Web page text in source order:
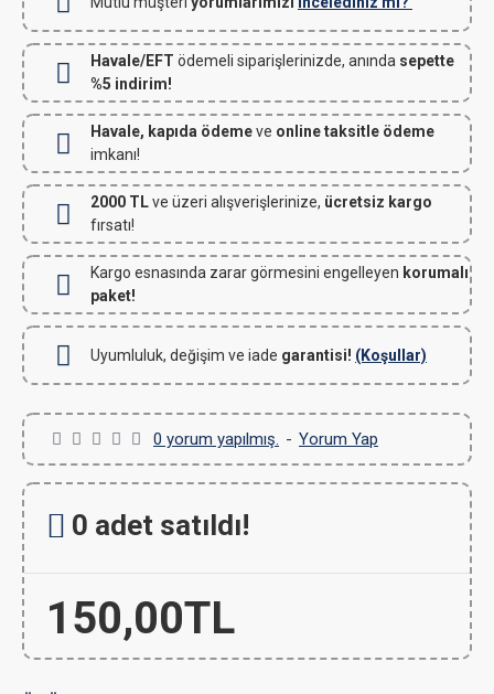
Havale/EFT ödemeli siparişlerinizde, anında sepette
%5 indirim!
Havale, kapıda ödemeve online taksitle ödeme
imkanı!
2000 TLve üzeri alışverişlerinize, ücretsiz kargo
fırsatı!
Kargo esnasında zarar görmesini engelleyen korumalı
paket!
Uyumluluk, değişim ve iade garantisi! (Koşullar)
0 yorum yapılmış. - Yorum Yap
150,00TL
0 adet satıldı!